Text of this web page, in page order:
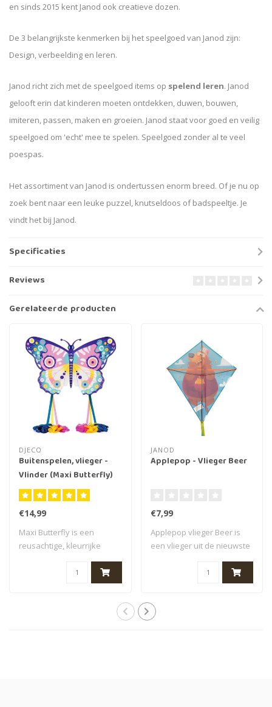
en sinds 2015 kent Janod ook creatieve dozen.
De 3 belangrijkste kenmerken bij het speelgoed van Janod zijn:
Design, verbeelding en leren.
Janod richt zich met de speelgoed items op spelend leren. Janod
gelooft erin dat kinderen moeten ontdekken, duwen, bouwen,
imiteren, passen, maken en groeien. Janod staat voor goed en veilig
speelgoed om 'echt' mee te spelen. Speelgoed zonder al te veel
poespas.
Het assortiment van Janod is ondertussen enorm breed. Of je nu op
zoek bent naar een leuke puzzel, knutseldoos of badspeeltje. Je
vindt het bij Janod.
Specificaties
Reviews
Gerelateerde producten
DJECO
Buitenspelen, vlieger -
Vlinder (Maxi Butterfly)
€14,99
Maxi Butterfly is een
reusachtige, kleurrijke
JANOD
Applepop - Vlieger Beer
€7,99
Applepop vlieger Beer is
een vlieger uit de nieuwste